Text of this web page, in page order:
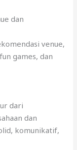
dan
venue,
games, dan
dari
dan
komunikatif,